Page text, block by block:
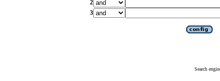
2
3
Search